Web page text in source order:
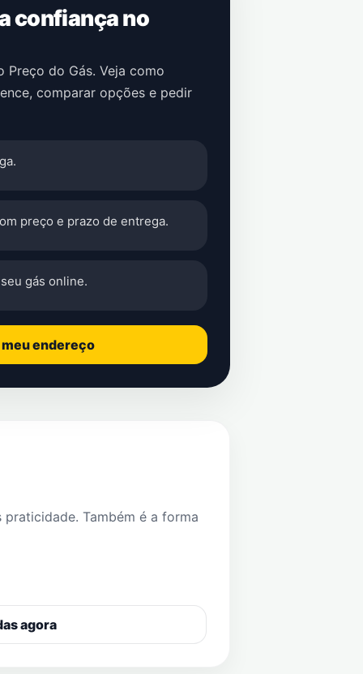
confiança no
do Gás. Veja como
, comparar opções e pedir
preço e prazo de entrega.
gás online.
endereço
Também é a forma
agora